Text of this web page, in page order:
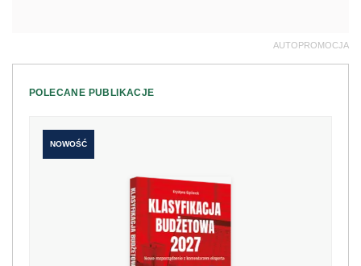
AUTOPROMOCJA
POLECANE PUBLIKACJE
NOWOŚĆ